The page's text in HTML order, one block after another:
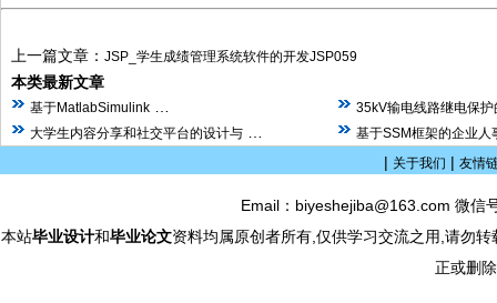
上一篇文章： JSP_学生成绩管理系统软件的开发JSP059
本类最新文章
基于MatlabSimulink
35kV输电线路继电保
大学生内容分享和社交平台的设计与
基于SSM框架的企业人
| 关于我们 | 友情
Email：biyeshejiba@163.com 微
本站毕业设计和毕业论文资料均属原创者所有,仅供学习交流之用,请勿
正或删